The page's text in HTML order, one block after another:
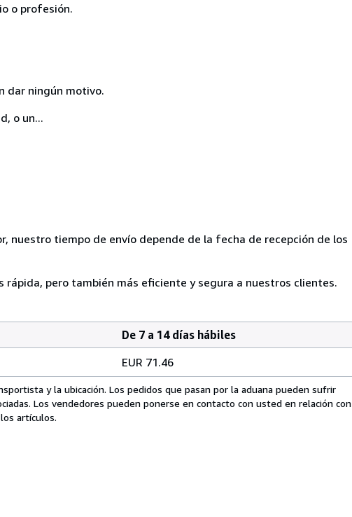
o profesión.
dar ningún motivo.
o un...
nuestro tiempo de envío depende de la fecha de recepción de los
pero también más eficiente y segura a nuestros clientes.
De 7 a 14 días hábiles
EUR 71.46
y la ubicación. Los pedidos que pasan por la aduana pueden sufrir
Los vendedores pueden ponerse en contacto con usted en relación con
artículos.